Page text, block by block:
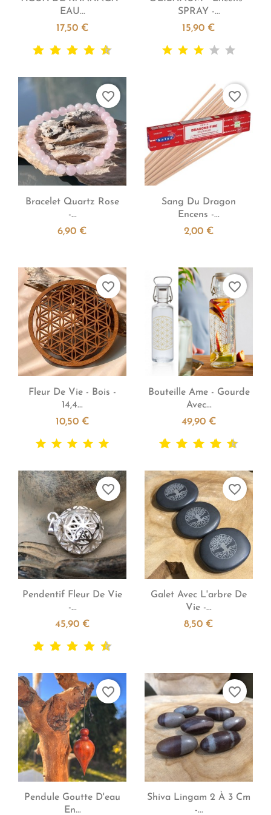
EAU...
17,50 €
SPRAY -...
15,90 €
Aperçu rapide
Bracelet Quartz Rose
-...
6,90 €
favorite_border
Aperçu rapide
Sang Du Dragon
Encens -...
2,00 €
favorite_border
Aperçu rapide
Fleur De Vie - Bois -
14,4...
10,50 €
favorite_border
Aperçu rapide
Bouteille Ame - Gourde
Avec...
49,90 €
favorite_border
Aperçu rapide
Pendentif Fleur De Vie
-...
45,90 €
favorite_border
Aperçu rapide
Galet Avec L'arbre De
Vie -...
8,50 €
favorite_border
Aperçu rapide
Pendule Goutte D'eau
En...
favorite_border
 Aperçu rapide
Shiva Lingam 2 À 3 Cm
-...
favorite_border